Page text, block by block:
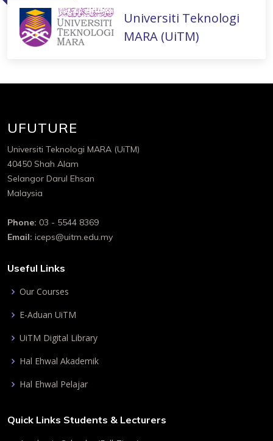
Universiti Teknologi
MARA (UiTM)
UFUTURE
Universiti Teknologi MARA (UiTM)
40450 Shah Alam
Selangor Darul Ehsan
Malaysia
Phone: 03 - 5544 8369
Email: iceps@uitm.edu.my
Useful Links
Our Courses
E-Aduan UiTM
UiTM Digital Library
Hal Ehwal Akademik
Hal Ehwal Pelajar
Quick Links Students & Lecturers